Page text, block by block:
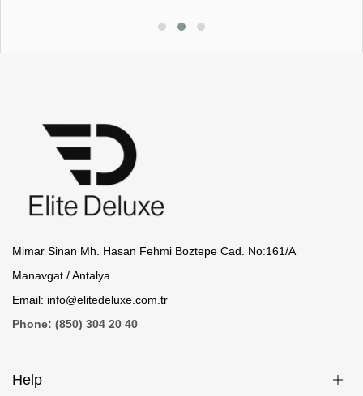
Mimar Sinan Mh. Hasan Fehmi Boztepe Cad. No:161/A
Manavgat / Antalya
Email: info@elitedeluxe.com.tr
Phone: (850) 304 20 40
Help